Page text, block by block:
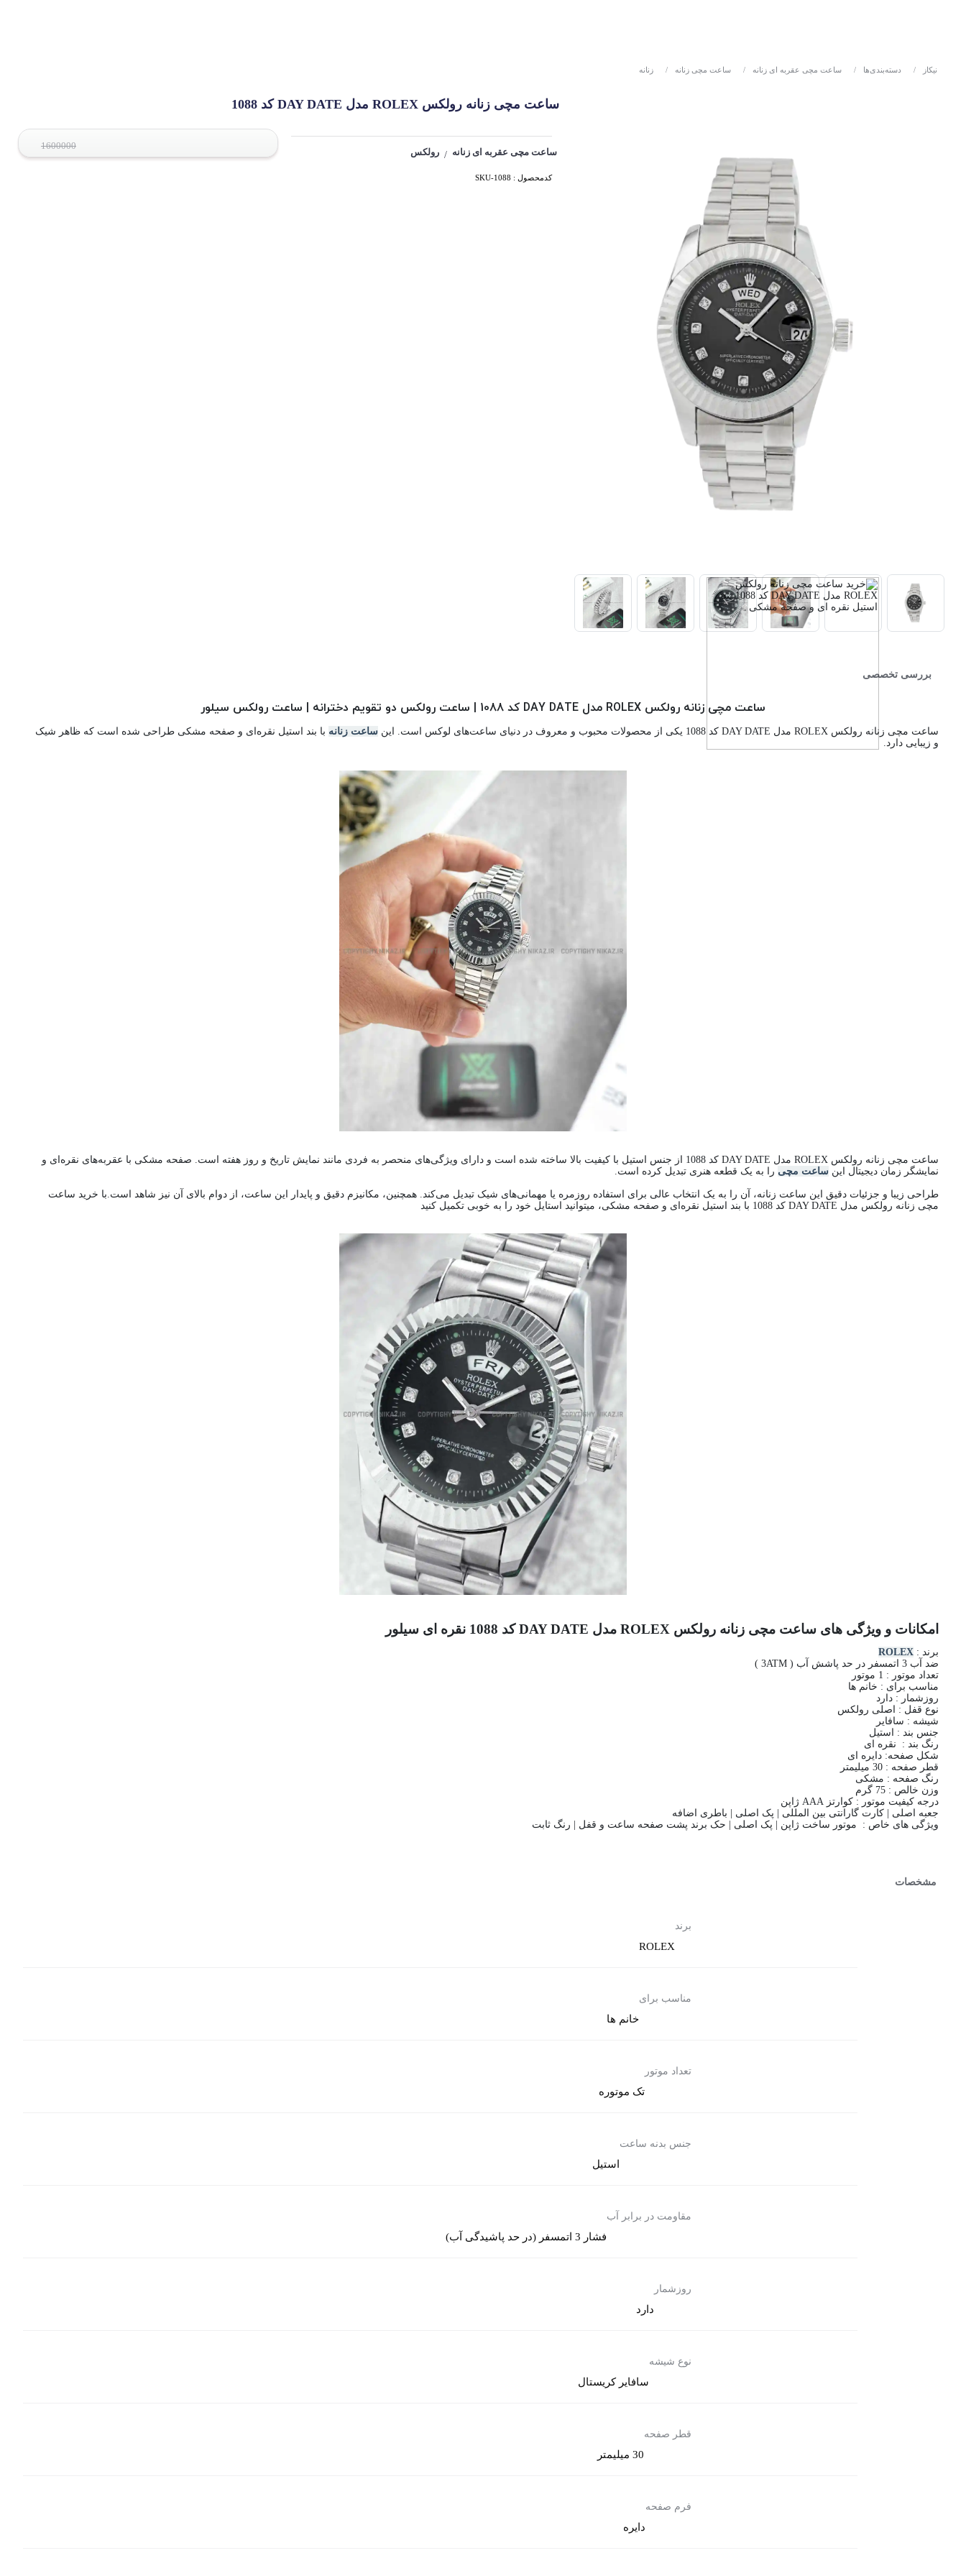
نیکاز / دسته‌بندی‌ها / ساعت مچی عقربه ای زنانه / ساعت مچی زنانه / زنانه
ساعت مچی زنانه رولکس ROLEX مدل DAY DATE کد 1088
ساعت مچی عقربه ای زنانه / رولکس
کدمحصول : SKU-1088
1600000
بررسی تخصصی
ساعت مچی زنانه رولکس ROLEX مدل DAY DATE کد 1088 | ساعت رولکس دو تقویم دخترانه | ساعت رولکس سیلور
ساعت مچی زنانه رولکس ROLEX مدل DAY DATE کد 1088 یکی از محصولات محبوب و معروف در دنیای ساعت‌های لوکس است. این ساعت زنانه با بند استیل نقره‌ای و صفحه مشکی طراحی شده است که ظاهر شیک
و زیبایی دارد.
ساعت مچی زنانه رولکس ROLEX مدل DAY DATE کد 1088 از جنس استیل با کیفیت بالا ساخته شده است و دارای ویژگی‌های منحصر به فردی مانند نمایش تاریخ و روز هفته است. صفحه مشکی با عقربه‌های نقره‌ای و
نمایشگر زمان دیجیتال اینساعت مچی را به یک قطعه هنری تبدیل کرده است.
طراحی زیبا و جزئیات دقیق این ساعت زنانه، آن را به یک انتخاب عالی برای استفاده روزمره یا مهمانی‌های شیک تبدیل می‌کند. همچنین، مکانیزم دقیق و پایدار این ساعت، از دوام بالای آن نیز شاهد است.با خرید ساعت
مچی زنانه رولکس مدل DAY DATE کد 1088 با بند استیل نقره‌ای و صفحه مشکی، میتوانید استایل خود را به خوبی تکمیل کنید
امکانات و ویژگی های ساعت مچی زنانه رولکس ROLEX مدل DAY DATE کد 1088 نقره ای سیلور
برند :ROLEX
ضد آب 3 اتمسفر در حد پاشش آب ( 3ATM )
تعداد موتور : 1 موتور
مناسب برای : خانم ها
روزشمار : دارد
نوع قفل : اصلی رولکس
شیشه : سافایر
جنس بند : استیل
رنگ بند : نقره ای
شکل صفحه: دایره ای
قطر صفحه : 30 میلیمتر
رنگ صفحه : مشکی
وزن خالص : 75 گرم
درجه کیفیت موتور : کوارتز AAA ژاپن
جعبه اصلی | کارت گارانتی بین المللی | پک اصلی | باطری اضافه
ویژگی های خاص : موتور ساخت ژاپن | پک اصلی | حک برند پشت صفحه ساعت و قفل | رنگ ثابت
مشخصات
برند
ROLEX
مناسب برای
خانم ها
تعداد موتور
تک موتوره
جنس بدنه ساعت
استیل
مقاومت در برابر آب
فشار 3 اتمسفر (در حد پاشیدگی آب)
روزشمار
دارد
نوع شیشه
سافایر کریستال
قطر صفحه
30 میلیمتر
فرم صفحه
دایره